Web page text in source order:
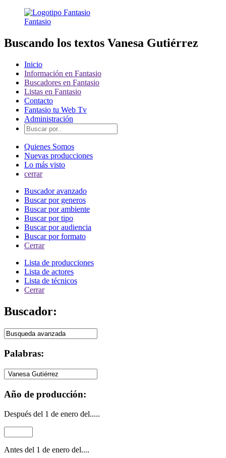
Fantasio
Buscando los textos Vanesa Gutiérrez
Inicio
Información en Fantasio
Buscadores en Fantasio
Listas en Fantasio
Contacto
Fantasio tu Web Tv
Administración
Quienes Somos
Nuevas producciones
Lo más visto
cerrar
Buscador avanzado
Buscar por generos
Buscar por ambiente
Buscar por tipo
Buscar por audiencia
Buscar por formato
Cerrar
Lista de producciones
Lista de actores
Lista de técnicos
Cerrar
Buscador:
Palabras:
Año de producción:
Después del 1 de enero del.....
Antes del 1 de enero del....